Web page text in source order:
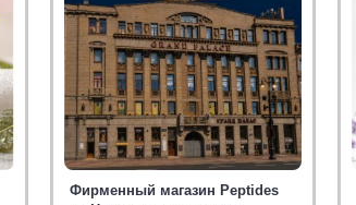
Фирменный магазин Peptides